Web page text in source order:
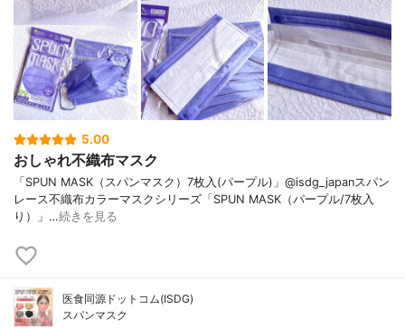
5.00
おしゃれ不織布マスク
「SPUN MASK（スパンマスク）7枚入(パープル)」@isdg_japanスパン
レース不織布カラーマスクシリーズ「SPUN MASK（パープル/7枚入
り）」…続きを見る
医食同源ドットコム(ISDG)
スパンマスク